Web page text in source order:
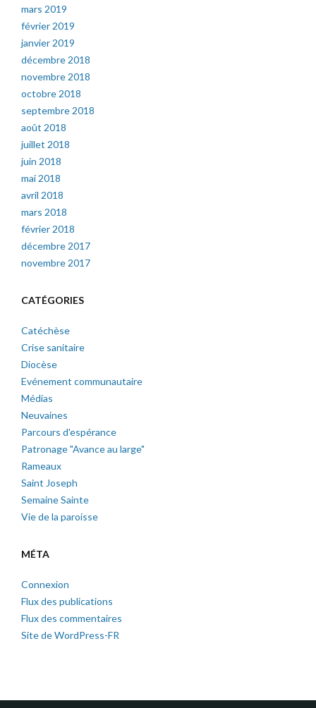
mars 2019
février 2019
janvier 2019
décembre 2018
novembre 2018
octobre 2018
septembre 2018
août 2018
juillet 2018
juin 2018
mai 2018
avril 2018
mars 2018
février 2018
décembre 2017
novembre 2017
CATÉGORIES
Catéchèse
Crise sanitaire
Diocèse
Evénement communautaire
Médias
Neuvaines
Parcours d'espérance
Patronage "Avance au large"
Rameaux
Saint Joseph
Semaine Sainte
Vie de la paroisse
MÉTA
Connexion
Flux des publications
Flux des commentaires
Site de WordPress-FR